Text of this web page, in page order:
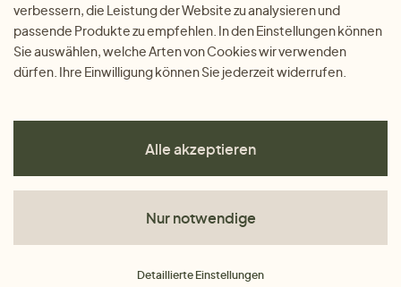
Impressum Cookies
verbessern, die Leistung der Website zu analysieren und
passende Produkte zu empfehlen. In den Einstellungen können
Sie auswählen, welche Arten von Cookies wir verwenden
dürfen. Ihre Einwilligung können Sie jederzeit widerrufen.
Alle akzeptieren
Nur notwendige
Detaillierte Einstellungen